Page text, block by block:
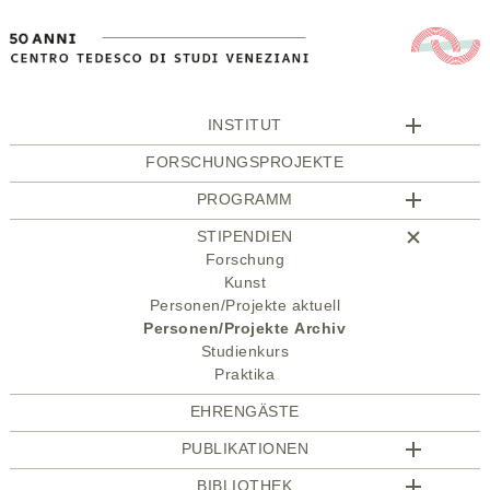
INSTITUT
FORSCHUNGSPROJEKTE
PROGRAMM
STIPENDIEN
Forschung
Kunst
Personen/Projekte aktuell
Personen/Projekte Archiv
Studienkurs
Praktika
EHRENGÄSTE
PUBLIKATIONEN
BIBLIOTHEK